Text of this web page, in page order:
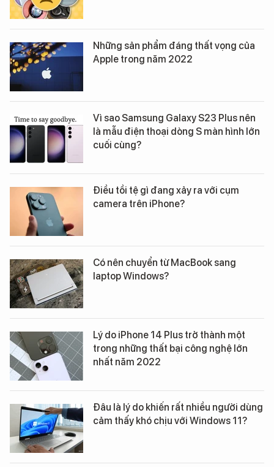
Những sản phẩm đáng thất vọng của
Apple trong năm 2022
Vì sao Samsung Galaxy S23 Plus nên
là mẫu điện thoại dòng S màn hình lớn
cuối cùng?
Điều tồi tệ gì đang xảy ra với cụm
camera trên iPhone?
Có nên chuyển từ MacBook sang
laptop Windows?
Lý do iPhone 14 Plus trở thành một
trong những thất bại công nghệ lớn
nhất năm 2022
Đâu là lý do khiến rất nhiều người dùng
cảm thấy khó chịu với Windows 11?